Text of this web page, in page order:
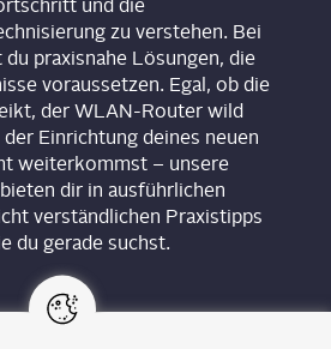
und die
zu verstehen. Bei
du praxisnahe Lösungen, die
voraussetzen. Egal, ob die
der WLAN-Router wild
Einrichtung deines neuen
weiterkommst – unsere
dir in ausführlichen
verständlichen Praxistipps
du gerade suchst.